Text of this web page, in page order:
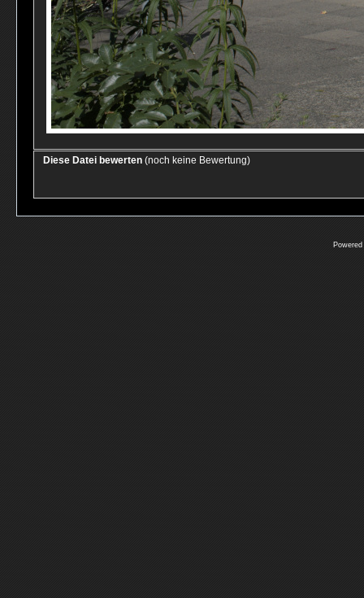
Diese Datei bewerten (noch keine Bewertung)